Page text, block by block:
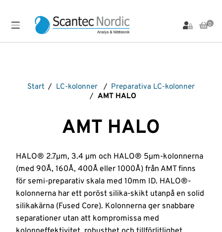
0
Stativ
Bullerdosimeter
Gasdetektering
Gasgeneratorer
GC-
kolonner
GC-
tillbehör
instrument
kolonner
LC-
tillbehör
Ljudnivåmätare
Ljudreducerande
skåp
Luftprovtagning
Materialanalys
PFAS-
mätare
Plattinstrument
Plattor
och
Plattförsegling
Provtagning
från ytor
Scantec
tillbehör
Standarder
Strålningsmätare
Termisk
Desorption
och Lock
Värmekamera
REA-
Utförsäljning
Service &
Uthyrning
Instrument
Våra
leverantörer
Start / LC-kolonner / Preparativa LC-kolonner
/ AMT HALO
AMT HALO
HALO® 2.7µm, 3.4 µm och HALO® 5µm-kolonnerna
(med 90Å, 160Å, 400Å eller 1000Å) från AMT finns
för semi-preparativ skala med 10mm ID. HALO®-
kolonnerna har ett poröst silika-skikt utanpå en solid
silikakärna (Fused Core). Kolonnerna ger snabbare
separationer utan att kompromissa med